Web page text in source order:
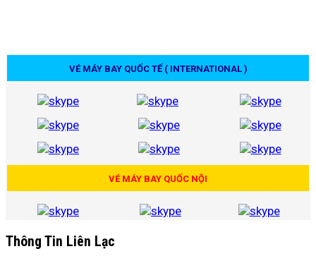
VÉ MÁY BAY QUỐC TẾ ( INTERNATIONAL )
VÉ MÁY BAY QUỐC NỘI
Thông Tin Liên Lạc